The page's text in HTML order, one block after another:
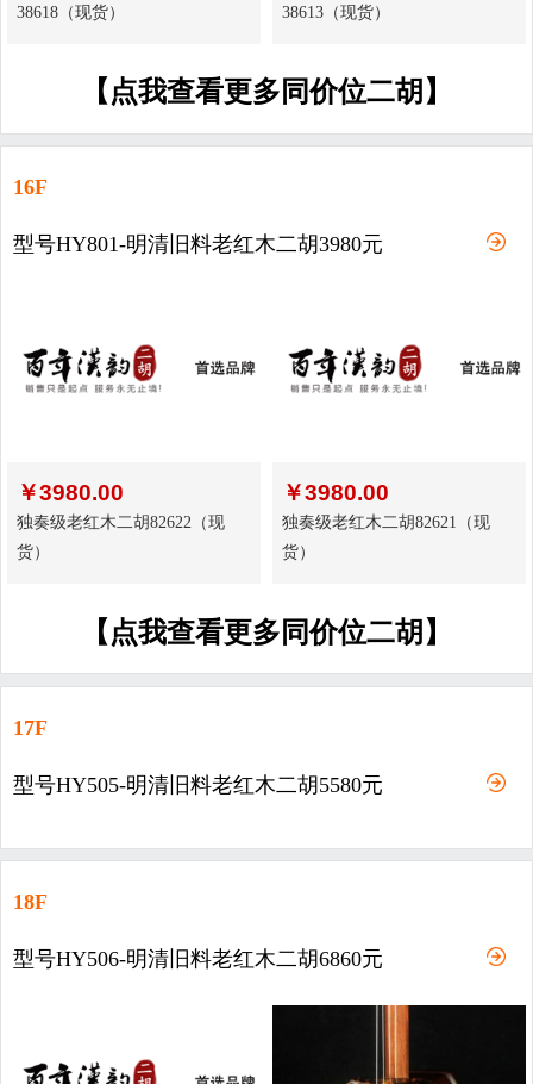
38618（现货）
38613（现货）
【点我查看更多同价位二胡】
16F
型号HY801-明清旧料老红木二胡3980元
￥3980.00
独奏级老红木二胡82622（现
货）
￥3980.00
独奏级老红木二胡82621（现
货）
【点我查看更多同价位二胡】
17F
型号HY505-明清旧料老红木二胡5580元
18F
型号HY506-明清旧料老红木二胡6860元